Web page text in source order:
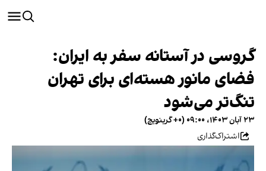
گروسی در آستانه سفر به ایران:
فضای مانور هسته‌ای برای تهران
تنگ‌تر می‌شود
۲۳ آبان ۱۴۰۳، ۰۹:۰۰ (‎+۰ گرینویچ)
اشتراک‌گذاری